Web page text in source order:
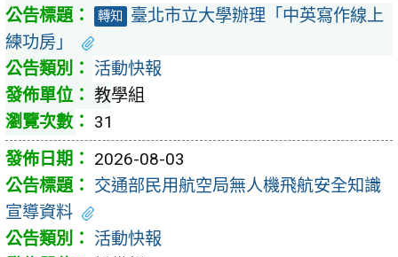
轉知
臺北市立大學辦理「中英寫作線上
練功房」
活動快報
教學組
31
2026-08-03
交通部民用航空局無人機飛航安全知識
宣導資料
活動快報